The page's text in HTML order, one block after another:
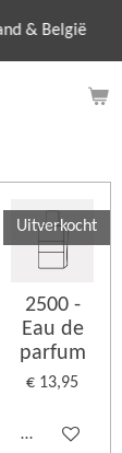
& België
hoogte
Uitverkocht
2500 -
Eau de
parfum
€ 13,95
Houd mij op